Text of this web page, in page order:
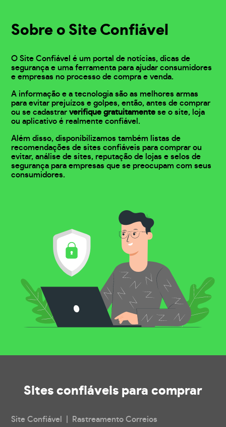
Sobre o Site Confiável
O Site Confiável é um portal de notícias, dicas de
segurança e uma ferramenta para ajudar consumidores
e empresas no processo de compra e venda.
A informação e a tecnologia são as melhores armas
para evitar prejuízos e golpes, então, antes de comprar
ou se cadastrarverifique gratuitamente se o site, loja
ou aplicativo é realmente confiável.
Além disso, disponibilizamos também listas de
recomendações de sites confiáveis para comprar ou
evitar, análise de sites, reputação de lojas e selos de
segurança para empresas que se preocupam com seus
consumidores.
Sites confiáveis para comprar
Site Confiável | Rastreamento Correios